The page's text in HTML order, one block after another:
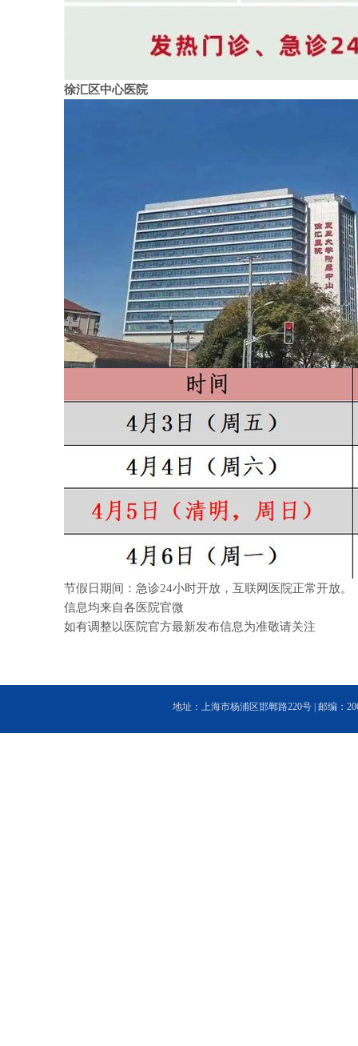
徐汇区中心医院
节假日期间：急诊24小时开放，互联网医院正常开放。
信息均来自各医院官微
如有调整以医院官方最新发布信息为准敬请关注
地址：上海市杨浦区邯郸路220号 | 邮编：